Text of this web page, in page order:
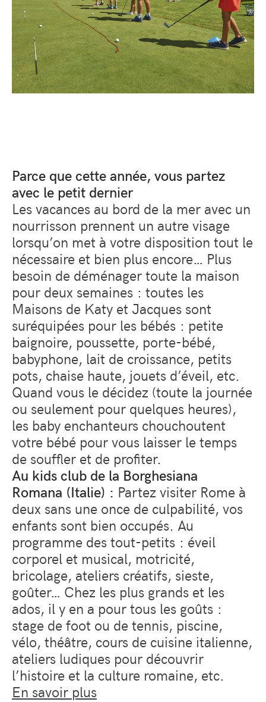
Parce que cette année, vous partez
avec le petit dernier
Les vacances au bord de la mer avec un
nourrisson prennent un autre visage
lorsqu’on met à votre disposition tout le
nécessaire et bien plus encore… Plus
besoin de déménager toute la maison
pour deux semaines : toutes les
Maisons de Katy et Jacques sont
suréquipées pour les bébés : petite
baignoire, poussette, porte-bébé,
babyphone, lait de croissance, petits
pots, chaise haute, jouets d’éveil, etc.
Quand vous le décidez (toute la journée
ou seulement pour quelques heures),
les baby enchanteurs chouchoutent
votre bébé pour vous laisser le temps
de souffler et de profiter.
Au kids club de la Borghesiana
Romana (Italie) : Partez visiter Rome à
deux sans une once de culpabilité, vos
enfants sont bien occupés. Au
programme des tout-petits : éveil
corporel et musical, motricité,
bricolage, ateliers créatifs, sieste,
goûter… Chez les plus grands et les
ados, il y en a pour tous les goûts :
stage de foot ou de tennis, piscine,
vélo, théâtre, cours de cuisine italienne,
ateliers ludiques pour découvrir
l’histoire et la culture romaine, etc.
En savoir plus